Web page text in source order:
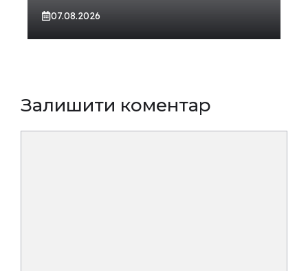
07.08.2026
Залишити коментар